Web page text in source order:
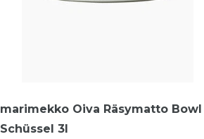
marimekko Oiva Räsymatto Bowl
Schüssel 3l